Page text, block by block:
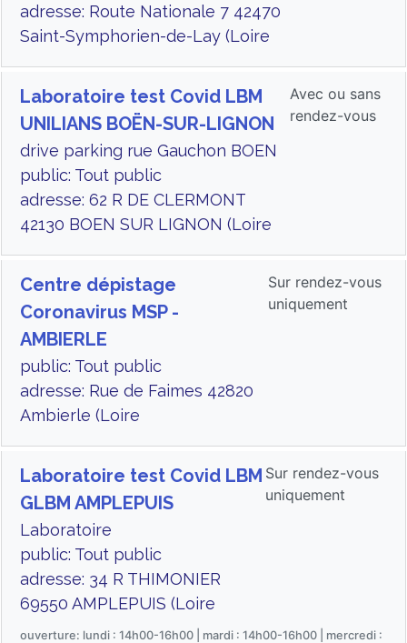
adresse: Route Nationale 7 42470
Saint-Symphorien-de-Lay (Loire
Laboratoire test Covid LBM
UNILIANS BOËN-SUR-LIGNON
drive parking rue Gauchon BOEN
public: Tout public
adresse: 62 R DE CLERMONT
42130 BOEN SUR LIGNON (Loire
Avec ou sans
rendez-vous
Centre dépistage
Coronavirus MSP -
AMBIERLE
public: Tout public
adresse: Rue de Faimes 42820
Ambierle (Loire
Sur rendez-vous
uniquement
Laboratoire test Covid LBM
GLBM AMPLEPUIS
Laboratoire
public: Tout public
adresse: 34 R THIMONIER
69550 AMPLEPUIS (Loire
Sur rendez-vous
uniquement
ouverture: lundi : 14h00-16h00 | mardi : 14h00-16h00 | mercredi :